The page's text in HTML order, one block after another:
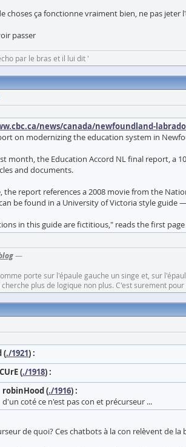
choses ça fonctionne vraiment bien, ne pas jeter
passer
par le bras et il lui dit '
news/canada/newfoundland-
on modernizing the education system in
month, the Education Accord NL final report,
and documents.
the report references a 2008 movie from the
be found in a University of Victoria style guide
in this guide are fictitious," reads the first
—
porte sur l'épaule gauche un singe et, sur
cherche plus de logique non plus. C'est surement
(./1921) :
(./1918) :
robinHood (./1916) :
d'un coté ce n'est pas con et précurseur ...
de quoi? Ces chatbots à la con relèvent de